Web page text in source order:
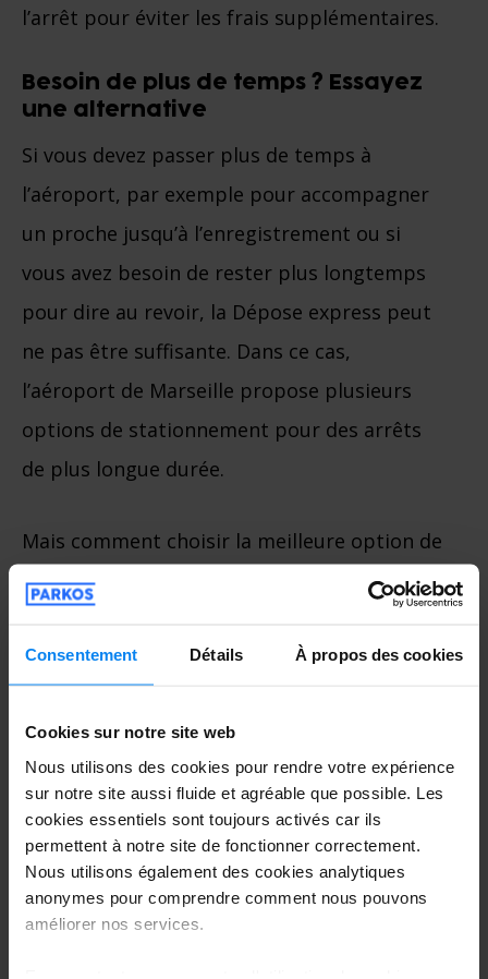
Consentement Détails À propos des cookies
Cookies sur notre site web
Nous utilisons des cookies pour rendre votre expérience
sur notre site aussi fluide et agréable que possible. Les
cookies essentiels sont toujours activés car ils
permettent à notre site de fonctionner correctement.
Nous utilisons également des cookies analytiques
anonymes pour comprendre comment nous pouvons
améliorer nos services.
l’arrêt pour éviter les frais supplémentaires.
Besoin de plus de temps ? Essayez
une alternative
Si vous devez passer plus de temps à
l’aéroport, par exemple pour accompagner
un proche jusqu’à l’enregistrement ou si
vous avez besoin de rester plus longtemps
pour dire au revoir, la Dépose express peut
ne pas être suffisante. Dans ce cas,
l’aéroport de Marseille propose plusieurs
options de stationnement pour des arrêts
de plus longue durée.
Mais comment choisir la meilleure option de
parking parmi toutes celles proposées ?
comparaison de parkings d’aéroport, entre
Parkos : Trouvez le meilleur
parking près de l’aéroport de
Marseille
Parkos est la plateforme idéale pour
comparer et réserver des parkings autour